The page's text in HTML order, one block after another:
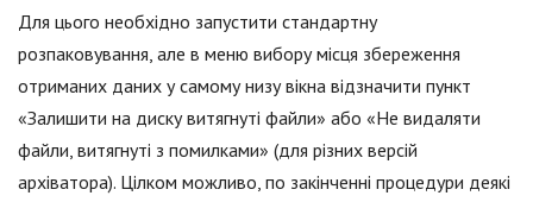
Для цього необхідно запустити стандартну
розпаковування, але в меню вибору місця збереження
отриманих даних у самому низу вікна відзначити пункт
«Залишити на диску витягнуті файли» або «Не видаляти
файли, витягнуті з помилками» (для різних версій
архіватора). Цілком можливо, по закінченні процедури деякі